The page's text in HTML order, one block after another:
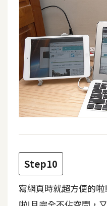
免
費
版
型
M
A
C
開
箱
Step10
寫網頁時就超方便的